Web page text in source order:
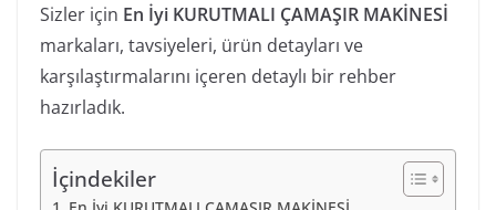
Sizler için En İyi KURUTMALI ÇAMAŞIR MAKİNESİ
markaları, tavsiyeleri, ürün detayları ve
karşılaştırmalarını içeren detaylı bir rehber
hazırladık.
İçindekiler